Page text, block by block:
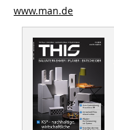
www.man.de